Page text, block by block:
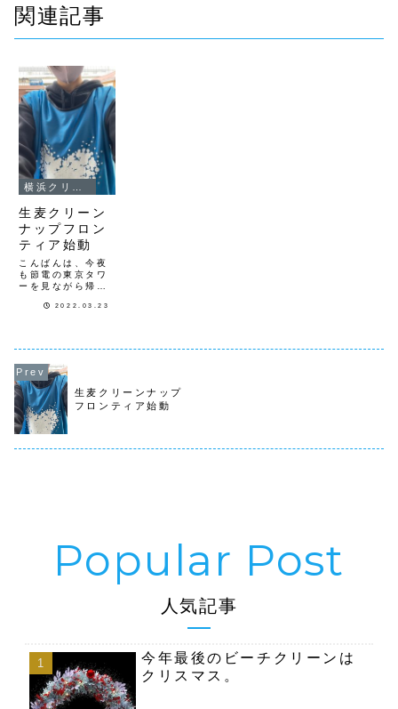
関連記事
生麦クリーン
ナップフロン
ティア始動
こんばんは、今夜
も節電の東京タワ
ーを見ながら帰っ
から「個人ボラン
麦支部タマコ」さ
んが初クリーンナ
ップを開始しまし
た。初ボランティ
アで１人でゴミ拾
いでしたが、５
L...
2022.03.23
生麦クリーンナップ
フロンティア始動
人気記事
今年最後のビーチクリーンは
クリスマス。